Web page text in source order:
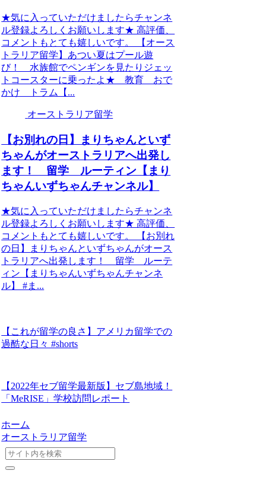
★気に入っていただけましたらチャンネ
ル登録よろしくお願いします★ 高評価、
コメントもとても嬉しいです。 【オース
トラリア留学】あつい夏はプール遊
び！ 水族館でペンギンを見たりジェッ
トコースターに乗ったよ★ 教育 おで
かけ トラム【...
オーストラリア留学
【お別れの日】まりちゃんといず
ちゃんがオーストラリアへ出発し
ます！ 留学 ルーティン【まり
ちゃんいずちゃんチャンネル】
★気に入っていただけましたらチャンネ
ル登録よろしくお願いします★ 高評価、
コメントもとても嬉しいです。 【お別れ
の日】まりちゃんといずちゃんがオース
トラリアへ出発します！ 留学 ルーテ
ィン【まりちゃんいずちゃんチャンネ
ル】 #ま...
【これが留学の良さ】アメリカ留学での
過酷な日々 #shorts
【2022年セブ留学最新版】セブ島地域！
「MeRISE」学校訪問レポート
ホーム
オーストラリア留学